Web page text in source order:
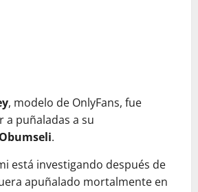
, modelo de OnlyFans, fue
a puñaladas a su
.
está investigando después de
apuñalado mortalmente en